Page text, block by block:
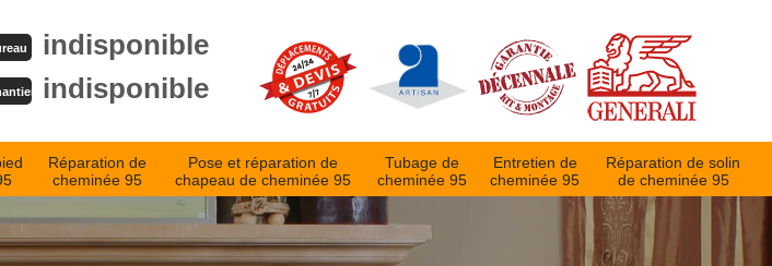
indisponible
indisponible
Réparation de
cheminée 95
Pose et réparation de
chapeau de cheminée 95
Tubage de
cheminée 95
Entretien de
cheminée 95
Réparation de solin
de cheminée 95